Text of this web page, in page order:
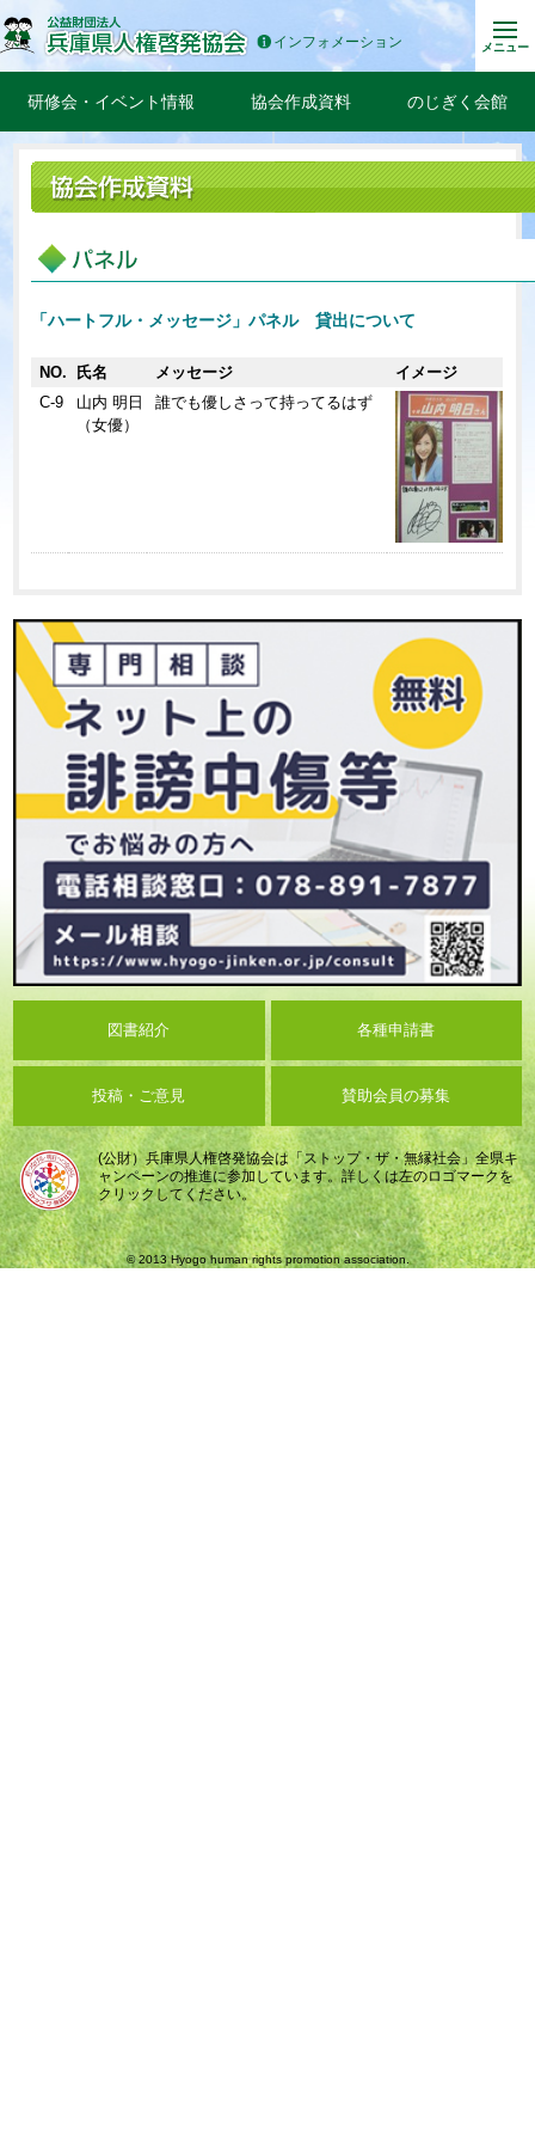
インフォメーション メニュー
研修会・イベント情報 協会作成資料 のじぎく会館
「ハートフル・メッセージ」パネル 貸出について
NO. 氏名 メッセージ
イメージ
C-9
山内 明日
（女優）
誰でも優しさって持ってるはず
図書紹介 各種申請書
投稿・ご意見 賛助会員の募集
(公財）兵庫県人権啓発協会は「ストップ・ザ・無縁社会」全県キ
ャンペーンの推進に参加しています。詳しくは左のロゴマークを
クリックしてください。
© 2013 Hyogo human rights promotion association.